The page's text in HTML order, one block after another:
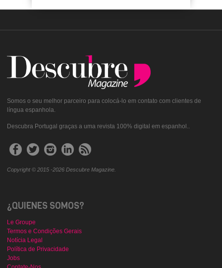
Somos o seu melhor parceiro para colocá-lo em contato com clientes de
língua espanhola.
Descubra Portugal graças a uma revista 100% digital em espanhol..
Copyright © 2015 -2026 Descubre Magazine.
¿QUIENES SOMOS?
Le Groupe
Termos e Condições Gerais
Notícia Legal
Política de Privacidade
Jobs